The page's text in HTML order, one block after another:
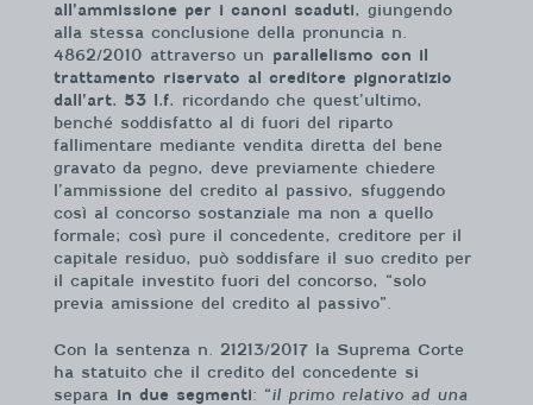
all’ammissione per i canoni scaduti, giungendo
alla stessa conclusione della pronuncia n.
4862/2010 attraverso un parallelismo con il
trattamento riservato al creditore pignoratizio
dall’art. 53 l.f. ricordando che quest’ultimo,
benché soddisfatto al di fuori del riparto
fallimentare mediante vendita diretta del bene
gravato da pegno, deve previamente chiedere
l’ammissione del credito al passivo, sfuggendo
così al concorso sostanziale ma non a quello
formale; così pure il concedente, creditore per il
capitale residuo, può soddisfare il suo credito per
il capitale investito fuori del concorso, “solo
previa amissione del credito al passivo”.
Con la sentenza n. 21213/2017 la Suprema Corte
ha statuito che il credito del concedente si
separa in due segmenti: “il primo relativo ad una